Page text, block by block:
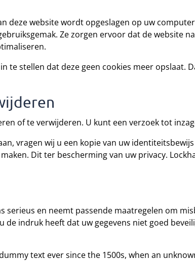
deze website wordt opgeslagen op uw
Ze zorgen ervoor dat de website
stellen dat deze geen cookies meer opslaat.
of te verwijderen. U kunt een verzoek tot
vragen wij u een kopie van uw
Dit ter bescherming van uw privacy.
serieus en neemt passende maatregelen om
indruk heeft dat uw gegevens niet goed
text ever since the 1500s, when an